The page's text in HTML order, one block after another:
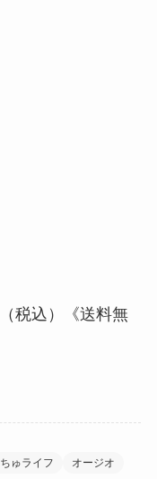
税込）《送料無
ゅライフ オージオ